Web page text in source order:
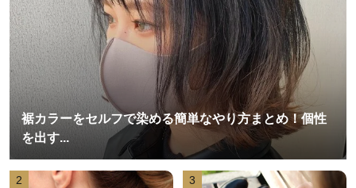
裾カラーをセルフで染める簡単なやり方まとめ！個性
を出す...
2 3